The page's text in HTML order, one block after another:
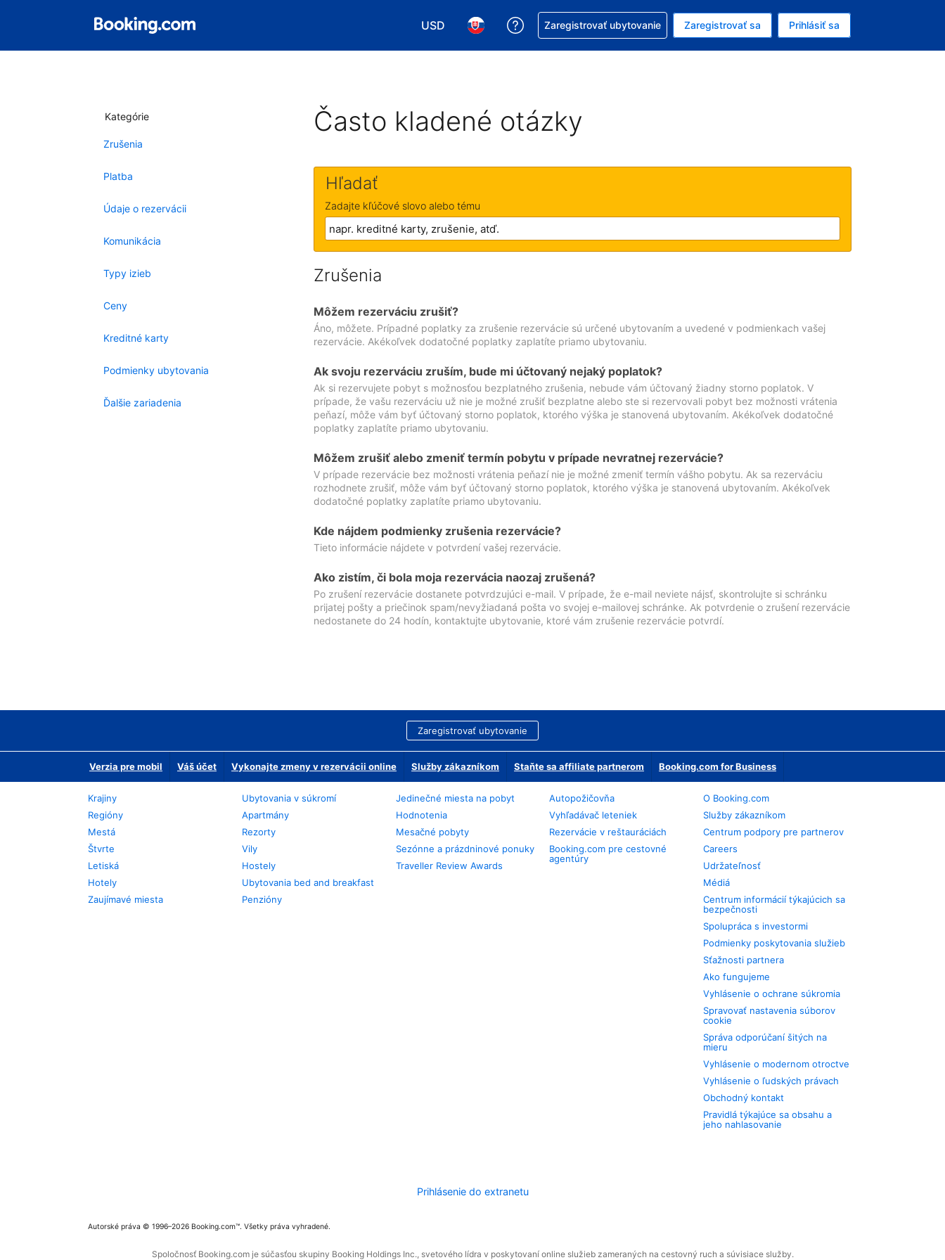
USD
Vybrať menu. Momentálne máte zvolenú menu Americký dolár
Vybrať jazyk. Momentálne máte zvolený jazyk V slovenčine
Získajte pomoc s rezerváciou
Zaregistrovať ubytovanie Zaregistrovať sa Prihlásiť sa
Kategórie
Zrušenia
Platba
Údaje o rezervácii
Komunikácia
Typy izieb
Ceny
Kreditné karty
Podmienky ubytovania
Ďalšie zariadenia
Často kladené otázky
Hľadať
Zadajte kľúčové slovo alebo tému
Zrušenia
Môžem rezerváciu zrušiť?
Áno, môžete. Prípadné poplatky za zrušenie rezervácie sú určené ubytovaním a uvedené v podmienkach vašej
rezervácie. Akékoľvek dodatočné poplatky zaplatíte priamo ubytovaniu.
Ak svoju rezerváciu zruším, bude mi účtovaný nejaký poplatok?
Ak si rezervujete pobyt s možnosťou bezplatného zrušenia, nebude vám účtovaný žiadny storno poplatok. V
prípade, že vašu rezerváciu už nie je možné zrušiť bezplatne alebo ste si rezervovali pobyt bez možnosti vrátenia
peňazí, môže vám byť účtovaný storno poplatok, ktorého výška je stanovená ubytovaním. Akékoľvek dodatočné
poplatky zaplatíte priamo ubytovaniu.
Môžem zrušiť alebo zmeniť termín pobytu v prípade nevratnej rezervácie?
V prípade rezervácie bez možnosti vrátenia peňazí nie je možné zmeniť termín vášho pobytu. Ak sa rezerváciu
rozhodnete zrušiť, môže vám byť účtovaný storno poplatok, ktorého výška je stanovená ubytovaním. Akékoľvek
dodatočné poplatky zaplatíte priamo ubytovaniu.
Kde nájdem podmienky zrušenia rezervácie?
Tieto informácie nájdete v potvrdení vašej rezervácie.
Ako zistím, či bola moja rezervácia naozaj zrušená?
Po zrušení rezervácie dostanete potvrdzujúci e-mail. V prípade, že e-mail neviete nájsť, skontrolujte si schránku
prijatej pošty a priečinok spam/nevyžiadaná pošta vo svojej e-mailovej schránke. Ak potvrdenie o zrušení rezervácie
nedostanete do 24 hodín, kontaktujte ubytovanie, ktoré vám zrušenie rezervácie potvrdí.
Zaregistrovať ubytovanie
Verzia pre mobil Váš účet Vykonajte zmeny v rezervácii online Služby zákazníkom Staňte sa affiliate partnerom Booking.com for Business
Krajiny
Regióny
Mestá
Štvrte
Letiská
Hotely
Zaujímavé miesta
Ubytovania v súkromí
Apartmány
Rezorty
Vily
Hostely
Ubytovania bed and breakfast
Penzióny
Jedinečné miesta na pobyt
Hodnotenia
Mesačné pobyty
Sezónne a prázdninové ponuky
Traveller Review Awards
Autopožičovňa
Vyhľadávač leteniek
Rezervácie v reštauráciách
Booking.com pre cestovné
agentúry
O Booking.com
Služby zákazníkom
Centrum podpory pre partnerov
Careers
Udržateľnosť
Médiá
Centrum informácií týkajúcich sa
bezpečnosti
Spolupráca s investormi
Podmienky poskytovania služieb
Sťažnosti partnera
Ako fungujeme
Vyhlásenie o ochrane súkromia
Spravovať nastavenia súborov
cookie
Správa odporúčaní šitých na
mieru
Vyhlásenie o modernom otroctve
Vyhlásenie o ľudských právach
Obchodný kontakt
Pravidlá týkajúce sa obsahu a
jeho nahlasovanie
Prihlásenie do extranetu
Autorské práva © 1996–2026 Booking.com™. Všetky práva vyhradené.
Spoločnosť Booking.com je súčasťou skupiny Booking Holdings Inc., svetového lídra v poskytovaní online služieb zameraných na cestovný ruch a súvisiace služby.